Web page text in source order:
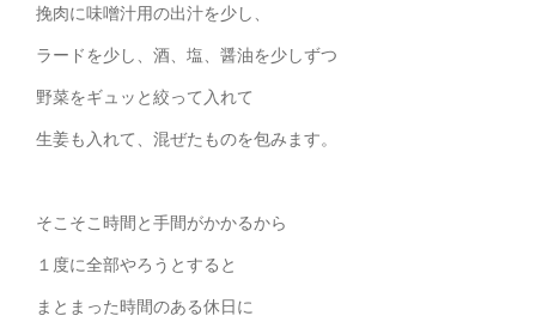
挽肉に味噌汁用の出汁を少し、
ラードを少し、酒、塩、醤油を少しずつ
野菜をギュッと絞って入れて
生姜も入れて、混ぜたものを包みます。
そこそこ時間と手間がかかるから
１度に全部やろうとすると
まとまった時間のある休日に